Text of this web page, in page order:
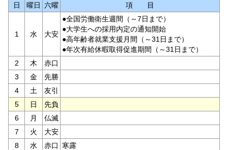
日 曜日 六曜 項 目
1 水 大安
●全国労働衛生週間（～7日まで）
●大学生への採用内定の通知開始
●高年齢者就業支援月間（～31日まで）
●年次有給休暇取得促進期間（～31日まで）
2
木
赤口
3
金
先勝
4
土
友引
5
日
先負
6
月
仏滅
7
火
大安
8
水 赤口
寒露